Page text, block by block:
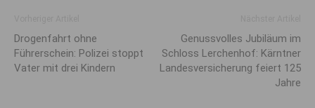
Drogenfahrt ohne
Führerschein: Polizei stoppt
Vater mit drei Kindern
Genussvolles Jubiläum im
Schloss Lerchenhof: Kärntner
Landesversicherung feiert 125
Jahre